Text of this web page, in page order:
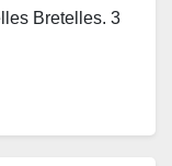
Bretelles. 3